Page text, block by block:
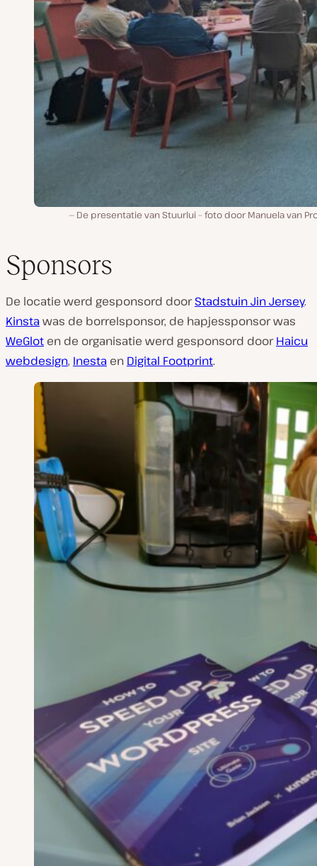
De presentatie van Stuurlui – foto door Manuela van
Sponsors
De locatie werd gesponsord doorStadstuin Jin Jersey.
Kinstawas de borrelsponsor, de hapjessponsor was
WeGlot en de organisatie werd gesponsord doorHaicu
webdesign, Inesta en Digital Footprint.